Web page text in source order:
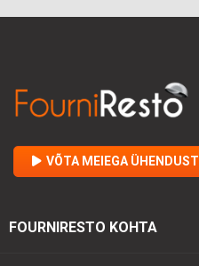
VÕTA MEIEGA ÜHENDUST
FOURNIRESTO KOHTA